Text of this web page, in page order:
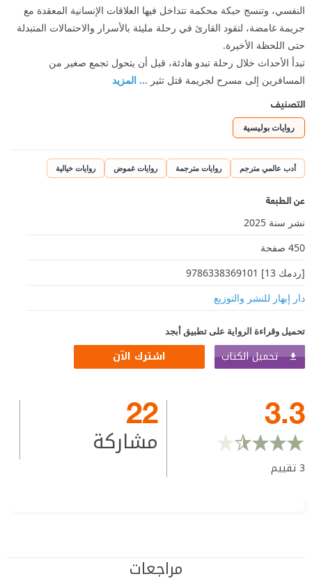
النفسي، وتنسج حبكة محكمة تتداخل فيها العلاقات الإنسانية المعقدة مع
جريمة غامضة، لتقود القارئ في رحلة مليئة بالأسرار والاحتمالات المتبدلة
حتى اللحظة الأخيرة.
تبدأ الأحداث خلال رحلة تبدو هادئة، قبل أن يتحول تجمع صغير من
المسافرين إلى مسرح لجريمة قتل تثير ... المزيد
التصنيف
روايات بوليسية
أدب عالمي مترجم روايات مترجمة روايات غموض روايات خيالية
عن الطبعة
نشر سنة 2025
450 صفحة
[ردمك 13] 9786338369101
دار إبهار للنشر والتوزيع
تحميل وقراءة الرواية على تطبيق أبجد
تحميل الكتاب اشترك الآن
3.3
3تقييم
22
مشاركة
مراجعات